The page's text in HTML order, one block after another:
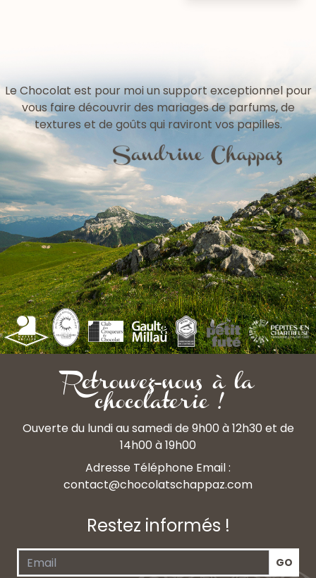
Le Chocolat est pour moi un support exceptionnel pour
vous faire découvrir des mariages de parfums, de
textures et de goûts qui raviront vos papilles.
Retrouvez-nous à la
chocolaterie !
Ouverte du lundi au samedi de 9h00 à 12h30 et de
14h00 à 19h00
Adresse Téléphone Email :
contact@chocolatschappaz.com
Restez informés !